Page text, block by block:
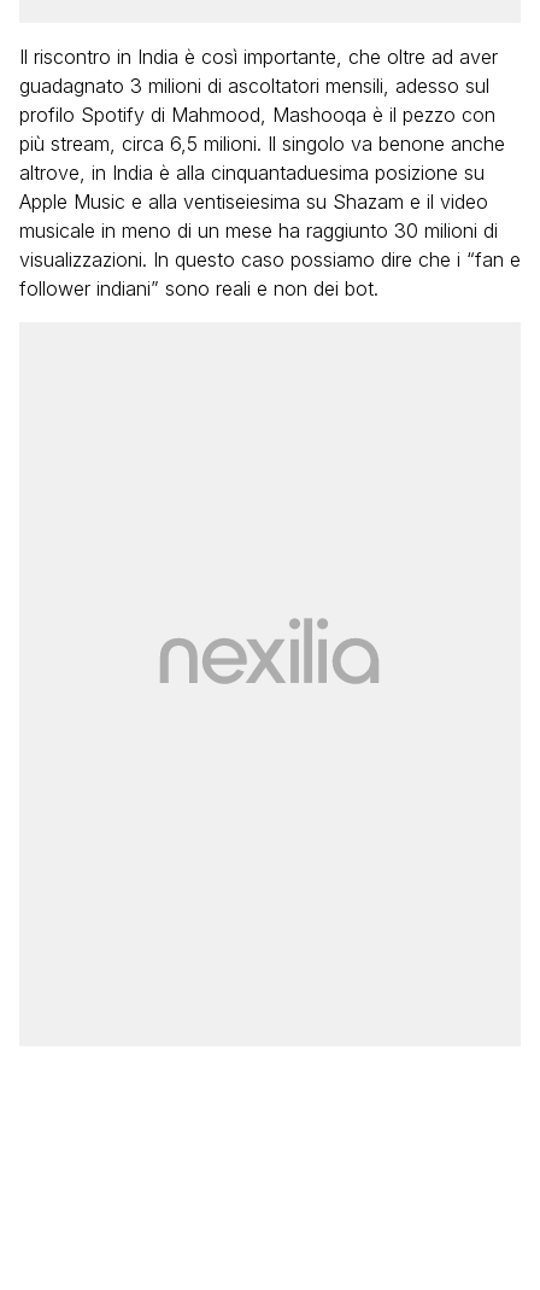
Il riscontro in India è così importante, che oltre ad aver
guadagnato 3 milioni di ascoltatori mensili, adesso sul
profilo Spotify di Mahmood, Mashooqa è il pezzo con
più stream, circa 6,5 milioni. Il singolo va benone anche
altrove, in India è alla cinquantaduesima posizione su
Apple Music e alla ventiseiesima su Shazam e il video
musicale in meno di un mese ha raggiunto 30 milioni di
visualizzazioni. In questo caso possiamo dire che i “fan e
follower indiani” sono reali e non dei bot.